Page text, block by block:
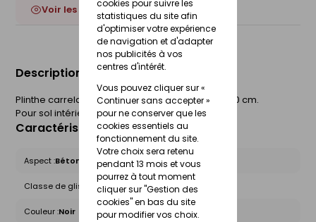
cookies pour suivre les
statistiques du site afin
d'optimiser votre expérience
de navigation et d'adapter
nos publicités à vos
centres d'intérêt.
Vous pouvez cliquer sur «
Continuer sans accepter »
pour ne conserver que les
cookies essentiels au
fonctionnement du site.
Votre choix sera retenu
pendant 13 mois et vous
pourrez à tout moment
cliquer sur "Gestion des
cookies" en bas du site
pour modifier vos choix.
Voir les 4 déclinaisons
Description du produit
Plinthe carrelage pour sol EGO. Rectifiée. l.6 x L.60 cm.
Pour sol intérieur.
Caractéristiques du produit
Aspect :Béton
Classe de glissance (R) :Non concerné
Couleur :Noir